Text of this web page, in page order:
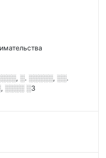
░. ░░░░░, ░░.
░░░░ ░3